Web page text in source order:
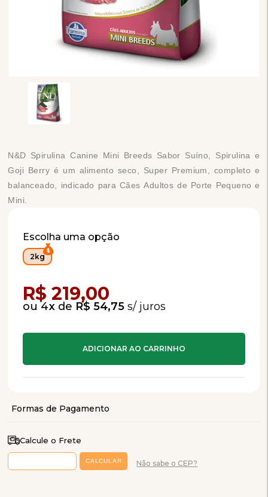
N&D Spirulina Canine Mini Breeds Sabor Suíno, Spirulina e
Goji Berry é um alimento seco, Super Premium, completo e
balanceado, indicado para Cães Adultos de Porte Pequeno e
Mini.
Escolha uma opção
2kg
R$ 219,00
4x de R$ 54,75
Calcule o Frete
Não sabe o CEP?